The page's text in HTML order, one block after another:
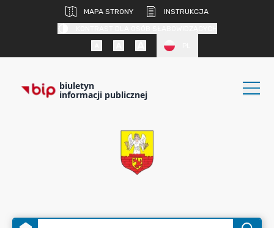
MAPA STRONY
INSTRUKCJA
biuletyn
informacji publicznej